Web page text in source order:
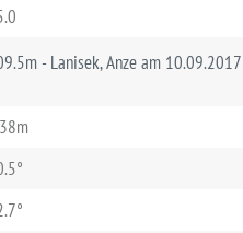
- Lanisek, Anze am 10.09.2017